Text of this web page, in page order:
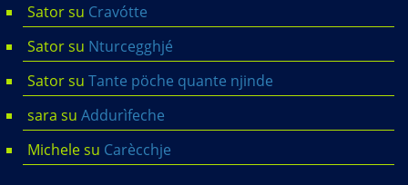
Satorsu Cravótte
Satorsu Nturcegghjé
Satorsu Tante pöche quante njinde
sara su Addurìfeche
Michelesu Carècchje